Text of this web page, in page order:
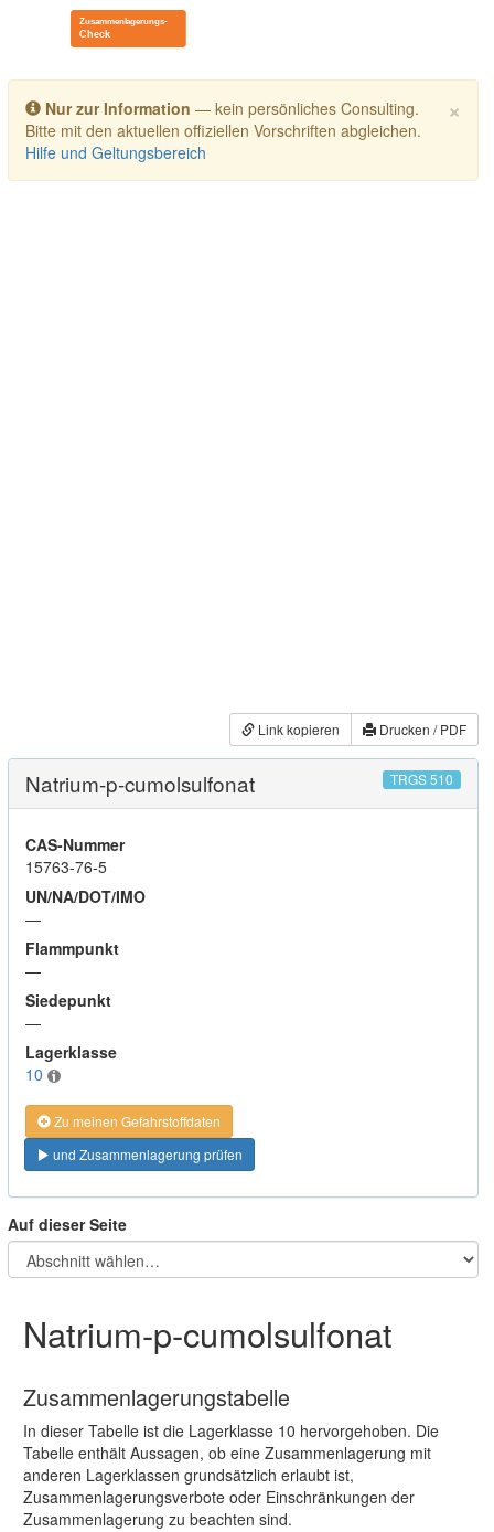
Toggle navigation
×
Nur zur Information — kein persönliches Consulting.
Bitte mit den aktuellen offiziellen Vorschriften abgleichen.
Hilfe und Geltungsbereich
Link kopieren Drucken / PDF
Natrium-p-cumolsulfonat TRGS 510
CAS-Nummer
15763-76-5
UN/NA/DOT/IMO
—
Flammpunkt
—
Siedepunkt
—
Lagerklasse
10
Zu meinen Gefahrstoffdaten
und Zusammenlagerung prüfen
Auf dieser Seite
Natrium-p-cumolsulfonat
Zusammenlagerungstabelle
In dieser Tabelle ist die Lagerklasse 10 hervorgehoben. Die
Tabelle enthält Aussagen, ob eine Zusammenlagerung mit
anderen Lagerklassen grundsätzlich erlaubt ist,
Zusammenlagerungsverbote oder Einschränkungen der
Zusammenlagerung zu beachten sind.